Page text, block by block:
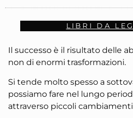
LIBRI DA
Il successo è il risultato delle
non di enormi trasformazioni.
Si tende molto spesso a
possiamo fare nel lungo
attraverso piccoli